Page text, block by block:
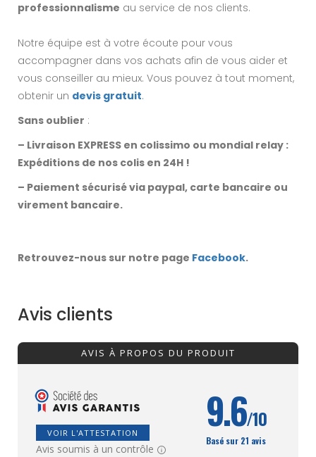
professionnalisme au service de nos clients.
Notre équipe est à votre écoute pour vous
accompagner dans vos achats afin de vous aider et
vous conseiller au mieux. Vous pouvez à tout moment,
obtenir un devis gratuit.
Sans oublier :
– Livraison EXPRESS en colissimo ou mondial relay :
Expéditions de nos colis en 24H !
– Paiement sécurisé via paypal, carte bancaire ou
virement bancaire.
Retrouvez-nous sur notre page Facebook.
Avis clients
AVIS À PROPOS DU PRODUIT
VOIR L'ATTESTATION
Avis soumis à un contrôle
9.6/10
Basé sur 21 avis